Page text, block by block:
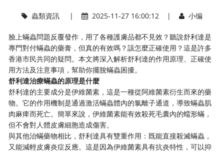
蟲類資訊| 2025-11-27 16:00:12 | 小编
臉上蟎蟲問題反覆發作，用了各種護膚品都不見效？聽說舒利達是
專門對付蟎蟲的藥膏，但真的有效嗎？該怎麼正確使用？這是許多
香港市民共同的疑問。本文將深入解析舒利達的作用原理、正確使
用方法及注意事項，幫助你擺脫蟎蟲困擾。
舒利達治療蟎蟲的原理是什麼
舒利達的主要成分是伊維菌素，這是一種從阿維菌素衍生而來的藥
物。它的作用機制是通過激活蟎蟲體內的氯離子通道，導致蟎蟲肌
肉麻痺而死亡。簡單來說，伊維菌素能有效殺死毛囊內的蠕形蟎，
但不會對人體皮膚細胞造成傷害。
與其他治蟎藥物相比，舒利達具有雙重作用：既能直接殺滅蟎蟲，
又能減輕皮膚炎症反應。這是因為伊維菌素具有抗炎特性，可以抑